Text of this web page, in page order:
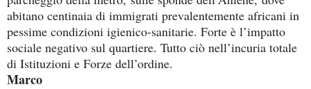
abitano centinaia di immigrati prevalentemente africani in
pessime condizioni igienico-sanitarie. Forte è l’impatto
sociale negativo sul quartiere. Tutto ciò nell’incuria totale
di Istituzioni e Forze dell’ordine.
Marco